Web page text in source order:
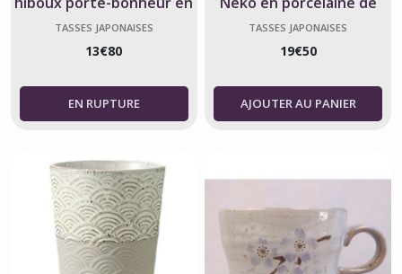
céramique
TASSES JAPONAISES
13€80
Mino – Fait main
TASSES JAPONAISES
19€50
AJOUTER AU PANIER